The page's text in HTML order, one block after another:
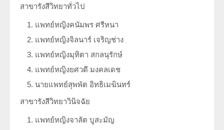
สาขารังสีวิทยาทั่วไป
แพทย์หญิงคนัมพร ศรีหนา
แพทย์หญิงจิลนาร์ เจริญช่าง
แพทย์หญิงมุทิตา สกลนุรักษ์
แพทย์หญิงยศวดี มงคลเดช
นายแพทย์สุพพัต อิทธิเมฆินทร์
สาขารังสีวิทยาวินิจฉัย
แพทย์หญิงจาลัต บูสะมัญ